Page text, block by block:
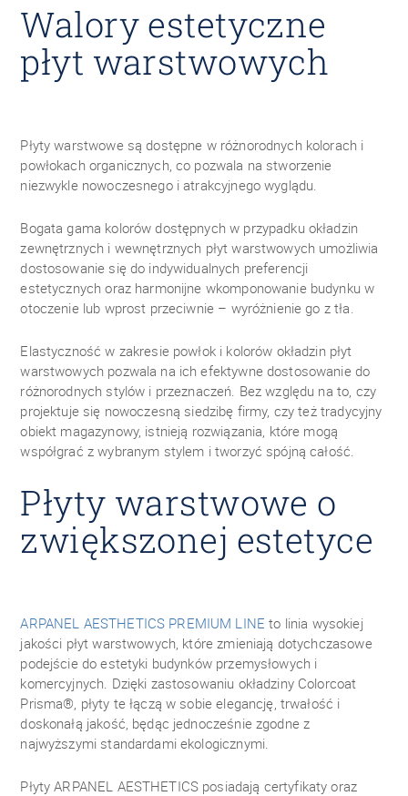
Walory estetyczne
płyt warstwowych
Płyty warstwowe są dostępne w różnorodnych kolorach i
powłokach organicznych, co pozwala na stworzenie
niezwykle nowoczesnego i atrakcyjnego wyglądu.
Bogata gama kolorów dostępnych w przypadku okładzin
zewnętrznych i wewnętrznych płyt warstwowych umożliwia
dostosowanie się do indywidualnych preferencji
estetycznych oraz harmonijne wkomponowanie budynku w
otoczenie lub wprost przeciwnie – wyróżnienie go z tła.
Elastyczność w zakresie powłok i kolorów okładzin płyt
warstwowych pozwala na ich efektywne dostosowanie do
różnorodnych stylów i przeznaczeń. Bez względu na to, czy
projektuje się nowoczesną siedzibę firmy, czy też tradycyjny
obiekt magazynowy, istnieją rozwiązania, które mogą
współgrać z wybranym stylem i tworzyć spójną całość.
Płyty warstwowe o
zwiększonej estetyce
ARPANEL AESTHETICS PREMIUM LINE to linia wysokiej
jakości płyt warstwowych, które zmieniają dotychczasowe
podejście do estetyki budynków przemysłowych i
komercyjnych. Dzięki zastosowaniu okładziny Colorcoat
Prisma®, płyty te łączą w sobie elegancję, trwałość i
doskonałą jakość, będąc jednocześnie zgodne z
najwyższymi standardami ekologicznymi.
Płyty ARPANEL AESTHETICS posiadają certyfikaty oraz